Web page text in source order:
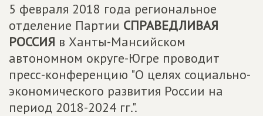
5 февраля 2018 года региональное
отделение Партии СПРАВЕДЛИВАЯ
РОССИЯ в Ханты-Мансийском
автономном округе-Югре проводит
пресс-конференцию "О целях социально-
экономического развития России на
период 2018-2024 гг.".